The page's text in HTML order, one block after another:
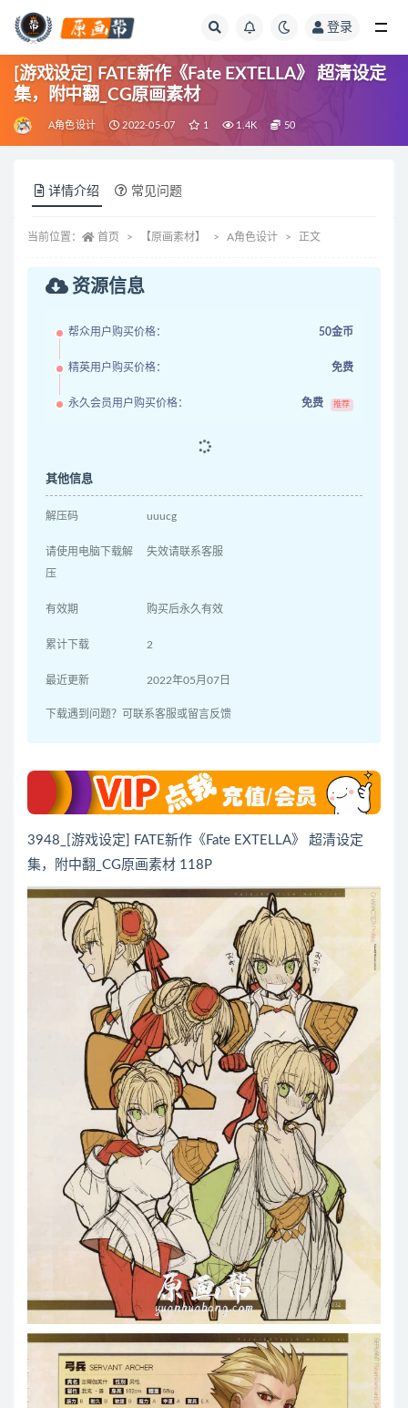
登录
[游戏设定] FATE新作《Fate EXTELLA》 超清设定
集，附中翻_CG原画素材
A角色设计 2022-05-07 1 1.4K 50
详情介绍 常见问题
当前位置： 首页 【原画素材】 A角色设计 正文
资源信息
帮众用户购买价格： 50金币
精英用户购买价格： 免费
永久会员用户购买价格： 免费 推荐
其他信息
解压码 uuucg
请使用电脑下载解
压
失效请联系客服
有效期 购买后永久有效
累计下载 2
最近更新 2022年05月07日
下载遇到问题？可联系客服或留言反馈
3948_[游戏设定] FATE新作《Fate EXTELLA》 超清设定
集，附中翻_CG原画素材 118P